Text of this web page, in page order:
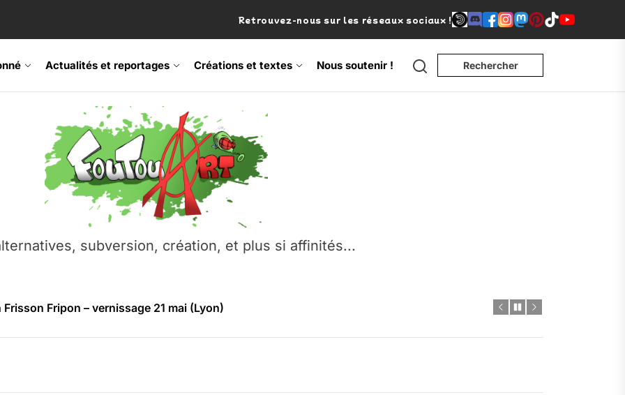
Retrouvez-nous sur les réseaux sociaux !
Actualités et reportages Créations et textes Nous soutenir ! Search Rechercher
subversion, création, et plus si affinités...
Fripon – vernissage 21 mai (Lyon)
Festival – Samedi 18 juillet (Vaulx-en-Velin)
Ŝtono, un livre réalisé par Michaël Moretti & Pierre Lacôte
contre l’A412 à l’Établi (Haute-Savoie)